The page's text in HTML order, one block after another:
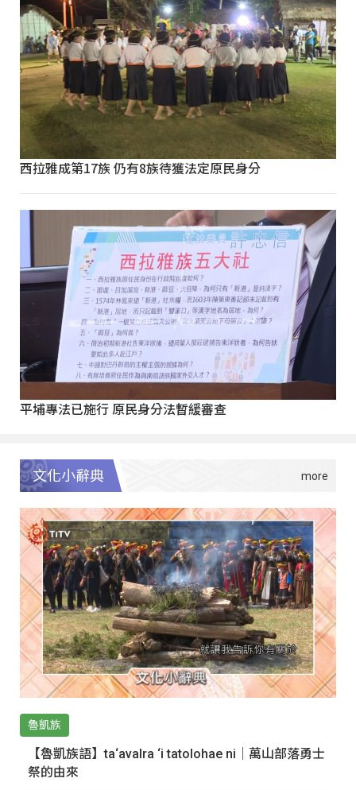
西拉雅成第17族 仍有8族待獲法定原民身分
平埔專法已施行 原民身分法暫緩審查
文化小辭典
魯凱族
【魯凱族語】ta‘avalra ‘i tatolohae ni｜萬山部落勇士
祭的由來